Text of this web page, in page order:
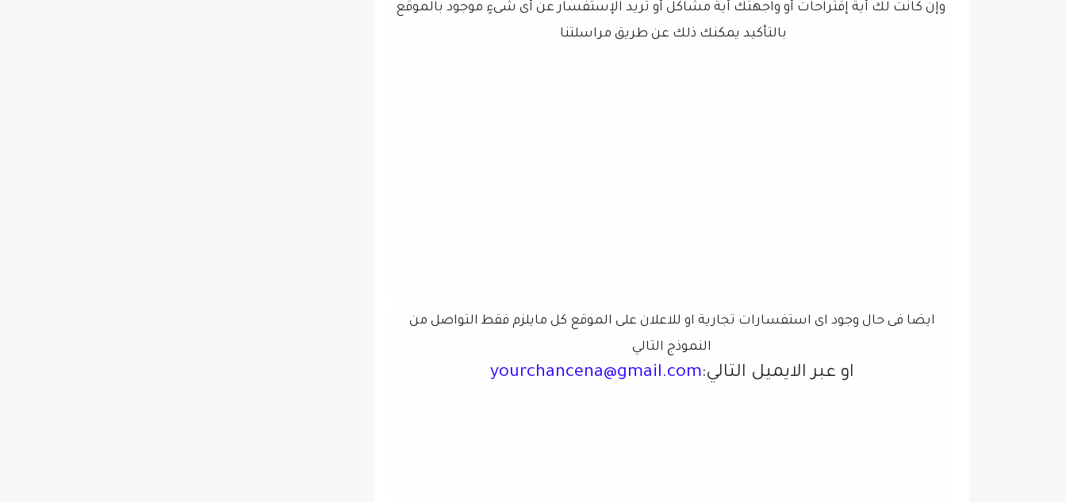
وإن كانت لك أية إقتراحات أو واجهتك أية مشاكل أو تريد الإستفسار عن أى شىءٍ موجود بالموقع
بالتأكيد يمكنك ذلك عن طريق مراسلتنا
ايضا فى حال وجود اى استفسارات تجارية او للاعلان على الموقع كل مايلزم فقط التواصل من
النموذج التالي
او عبر الايميل التالي:yourchancena@gmail.com